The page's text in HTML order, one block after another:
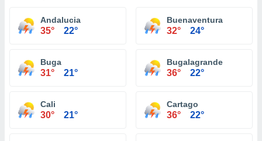
Andalucia
35° 22°
Buenaventura
32° 24°
Buga
31° 21°
Bugalagrande
36° 22°
Cali
30° 21°
Cartago
36° 22°